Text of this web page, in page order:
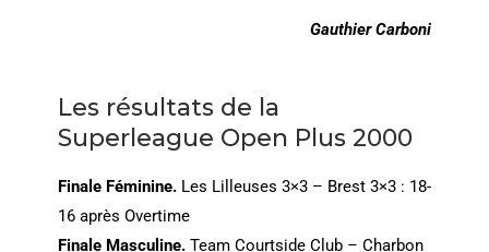
Gauthier Carboni
Les résultats de la
Superleague Open Plus 2000
Finale Féminine.Les Lilleuses 3×3 – Brest 3×3 : 18-
16 après Overtime
Finale Masculine.Team Courtside Club – Charbon